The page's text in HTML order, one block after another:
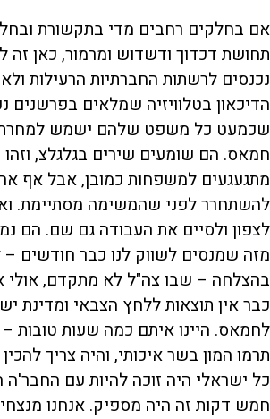
אם בחלקים רחבים מדי בתקשורת
תחושת דכדוך ודשדוש ומרמור, כאן זה
נכנסים לרשתות החברתיות הרעילות
הדיכאון בטלוויזיה שמלאים בפרשנים
שכמעט כל משפט שלהם ישמש
חמאס. הם שומעים שירים בגלגלצ, וזהו
מתגעגעים למשפחות כמובן, אבל אף
להשתחרר לפני שהמשימה מסתיימת.
לצפון ולסיים את העבודה גם שם. הם
מזה שמנסים לשווק לנו כבר חודשים –
בהצלחה – שבו צה"ל לא מתקדם, אולי
כבר אין תוצאות ללחץ הצבאי ומדינת
לחמאס. היינו איתם כמה שעות טובות
תרמו המון בשר איכותי, והיה צריך
כל ישראלי היה זוכה להיות עם החבר'ה
חמש דקות זה היה מספיק. אנחנו